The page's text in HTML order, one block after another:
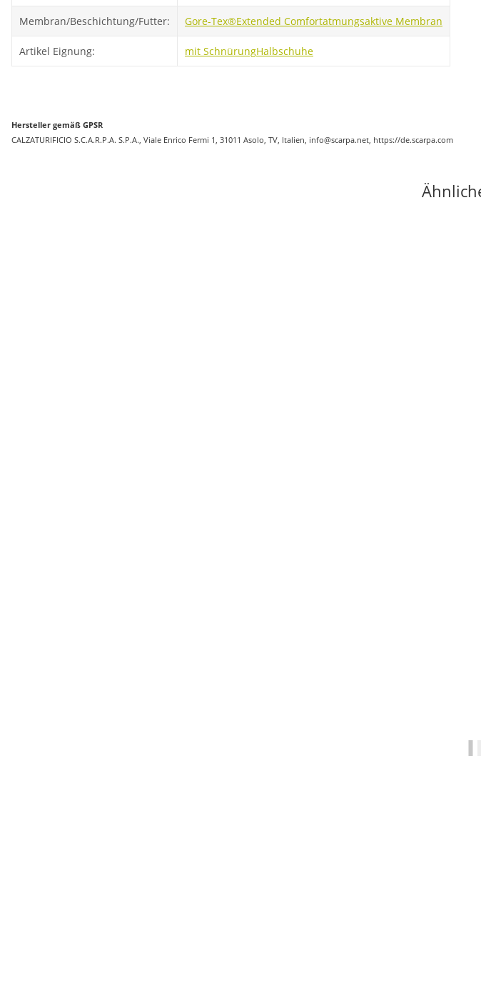
Membran/Beschichtung/Futter: Gore-Tex®Extended Comfortatmungsaktive Membran
Artikel Eignung: mit SchnürungHalbschuhe
Hersteller gemäß GPSR
CALZATURIFICIO S.C.A.R.P.A. S.P.A., Viale Enrico Fermi 1, 31011 Asolo, TV, Italien, info@scarpa.net, https://de.scarpa.com